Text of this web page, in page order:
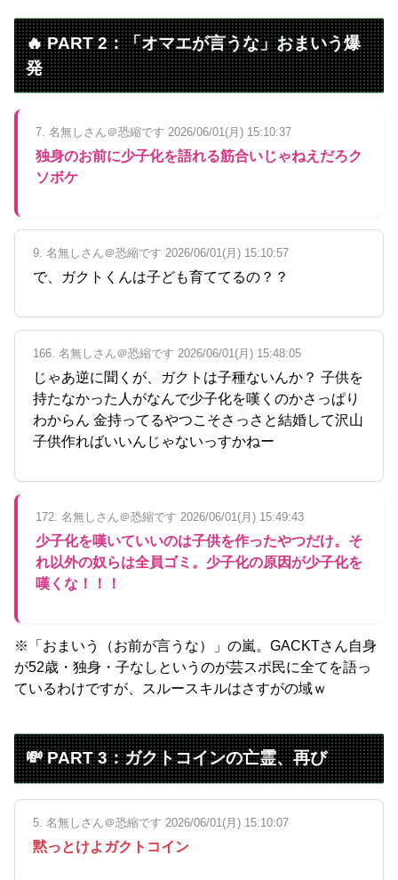
🔥 PART 2：「オマエが言うな」おまいう爆
発
7. 名無しさん＠恐縮です 2026/06/01(月) 15:10:37
独身のお前に少子化を語れる筋合いじゃねえだろク
ソボケ
9. 名無しさん＠恐縮です 2026/06/01(月) 15:10:57
で、ガクトくんは子ども育ててるの？？
166. 名無しさん＠恐縮です 2026/06/01(月) 15:48:05
じゃあ逆に聞くが、ガクトは子種ないんか？ 子供を
持たなかった人がなんで少子化を嘆くのかさっぱり
わからん 金持ってるやつこそさっさと結婚して沢山
子供作ればいいんじゃないっすかねー
172. 名無しさん＠恐縮です 2026/06/01(月) 15:49:43
少子化を嘆いていいのは子供を作ったやつだけ。そ
れ以外の奴らは全員ゴミ。少子化の原因が少子化を
嘆くな！！！
※「おまいう（お前が言うな）」の嵐。GACKTさん自身
が52歳・独身・子なしというのが芸スポ民に全てを語っ
ているわけですが、スルースキルはさすがの域ｗ
💸 PART 3：ガクトコインの亡霊、再び
5. 名無しさん＠恐縮です 2026/06/01(月) 15:10:07
黙っとけよガクトコイン